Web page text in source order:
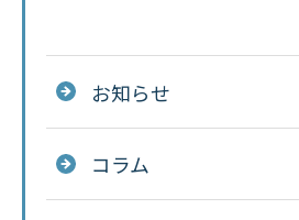
お知らせ
コラム